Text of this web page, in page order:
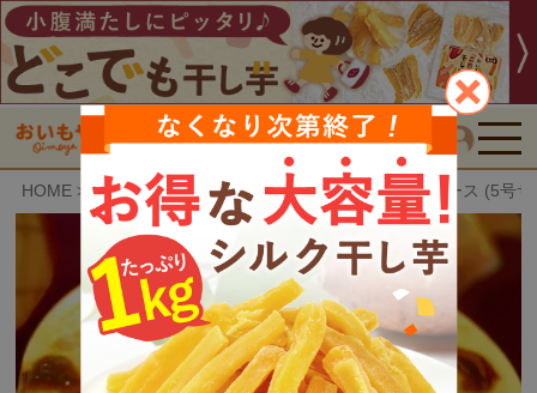
検索
HOME おいもや特選スイーツ 安納芋のキャラメルムース (5号